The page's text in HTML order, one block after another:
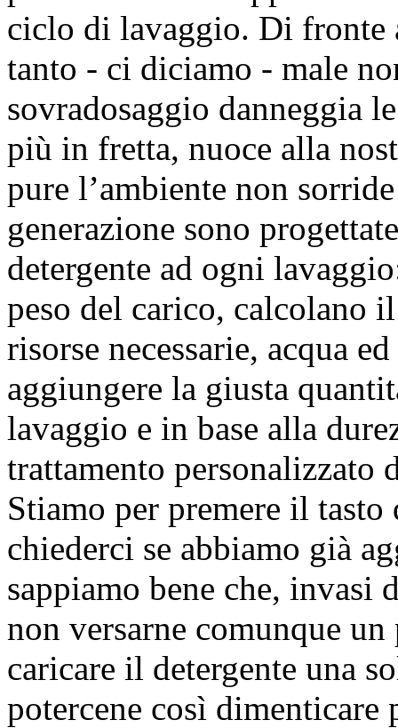
ciclo di lavaggio. Di fronte
tanto - ci diciamo - male
sovradosaggio danneggia
più in fretta, nuoce alla
pure l’ambiente non
generazione sono
detergente ad ogni
peso del carico, calcolano
risorse necessarie, acqua
aggiungere la giusta
lavaggio e in base alla
trattamento personalizzato
Stiamo per premere il
chiederci se abbiamo già
sappiamo bene che, invasi
non versarne comunque un
caricare il detergente una
potercene così dimenticare